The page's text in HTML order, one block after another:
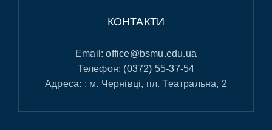
КОНТАКТИ
Email:office@bsmu.edu.ua
Телефон: (0372) 55-37-54
Адреса: : м. Чернівці, пл. Театральна, 2